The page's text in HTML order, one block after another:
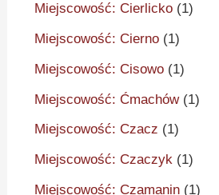
Miejscowość: Cierlicko (1)
Miejscowość: Cierno (1)
Miejscowość: Cisowo (1)
Miejscowość: Ćmachów(1)
Miejscowość: Czacz (1)
Miejscowość: Czaczyk (1)
Miejscowość: Czamanin (1)